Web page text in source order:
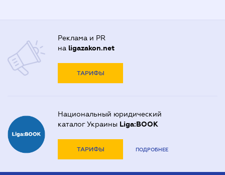
Реклама и PR
на ligazakon.net
ТАРИФЫ
Национальный юридический
каталог Украины Liga:BOOK
ТАРИФЫ ПОДРОБНЕЕ